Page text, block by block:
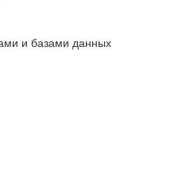
и базами данных